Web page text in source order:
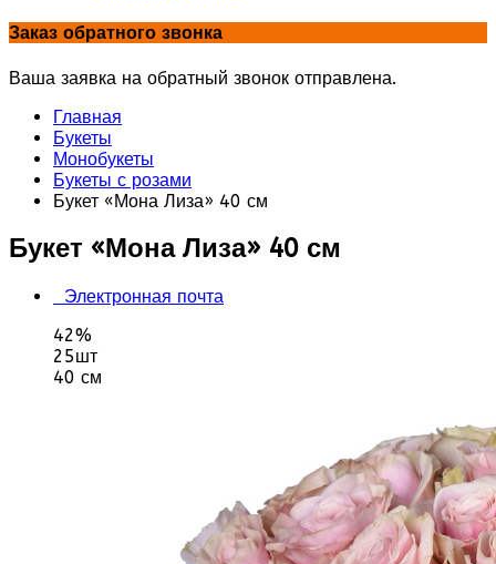
Заказ обратного звонка
Ваша заявка на обратный звонок отправлена.
Главная
Букеты
Монобукеты
Букеты с розами
Букет «Мона Лиза» 40 см
Букет «Мона Лиза» 40 см
Электронная почта
42%
25шт
40 см